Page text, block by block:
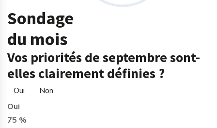
Sondage
du mois
Vos priorités de septembre sont-
elles clairement définies ?
Oui
Non
Oui
75 %